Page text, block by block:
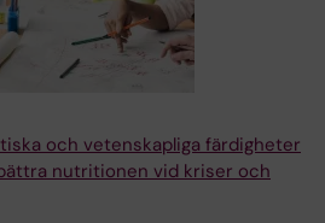
och vetenskapliga färdigheter
nutritionen vid kriser och